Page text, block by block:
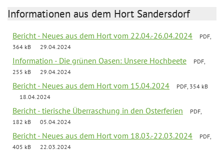
Informationen aus dem Hort Sandersdorf
Bericht - Neues aus dem Hort vom 22.04.-26.04.2024
PDF,
364 kB
29.04.2024
Information - Die grünen Oasen: Unsere Hochbeete
PDF,
255 kB
29.04.2024
Bericht - Neues aus dem Hort vom 15.04.2024
PDF, 354 kB
18.04.2024
Bericht - tierische Überraschung in den Osterferien
PDF,
182 kB
05.04.2024
Bericht - Neues aus dem Hort vom 18.03.-22.03.2024
PDF,
405 kB
22.03.2024